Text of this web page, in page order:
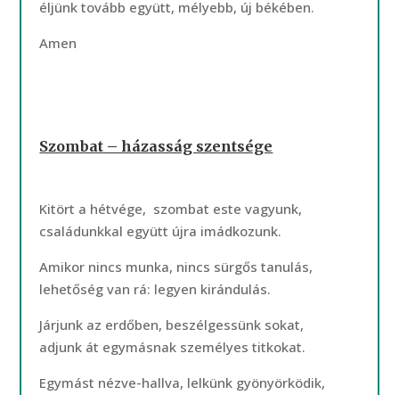
éljünk tovább együtt, mélyebb, új békében.
Amen
Szombat – házasság szentsége
Kitört a hétvége, szombat este vagyunk,
családunkkal együtt újra imádkozunk.
Amikor nincs munka, nincs sürgős tanulás,
lehetőség van rá: legyen kirándulás.
Járjunk az erdőben, beszélgessünk sokat,
adjunk át egymásnak személyes titkokat.
Egymást nézve-hallva, lelkünk gyönyörködik,